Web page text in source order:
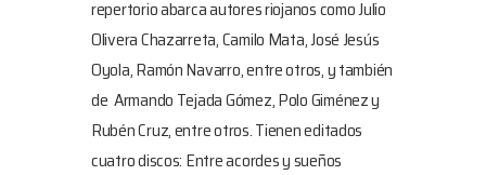
repertorio abarca autores riojanos como Julio
Olivera Chazarreta, Camilo Mata, José Jesús
Oyola, Ramón Navarro, entre otros, y también
de Armando Tejada Gómez, Polo Giménez y
Rubén Cruz, entre otros. Tienen editados
cuatro discos: Entre acordes y sueños